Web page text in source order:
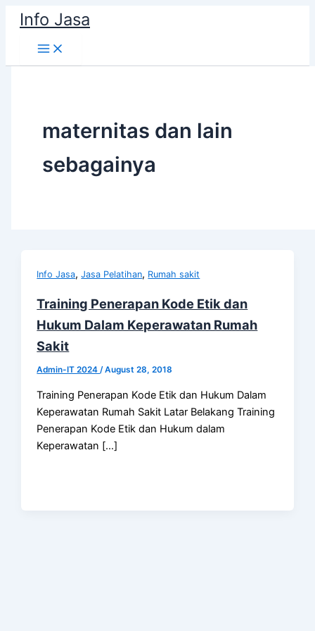
Skip
content
Info Jasa
maternitas dan lain
sebagainya
Info Jasa,Jasa Pelatihan, Rumah sakit
Training Penerapan Kode Etik dan
Hukum Dalam Keperawatan Rumah
Sakit
Admin-IT 2024/August 28, 2018
Training Penerapan Kode Etik dan Hukum Dalam
Keperawatan Rumah Sakit Latar Belakang Training
Penerapan Kode Etik dan Hukum dalam
Keperawatan […]